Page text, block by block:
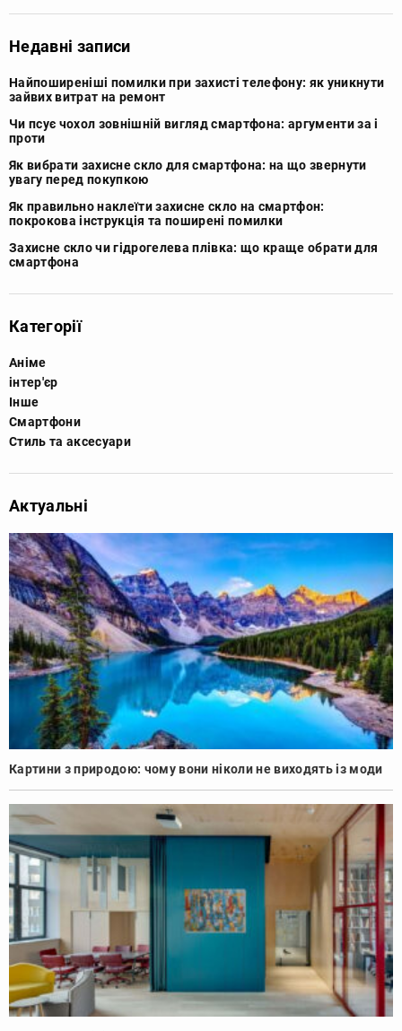
Недавні записи
Найпоширеніші помилки при захисті телефону: як уникнути
зайвих витрат на ремонт
Чи псує чохол зовнішній вигляд смартфона: аргументи за і
проти
Як вибрати захисне скло для смартфона: на що звернути
увагу перед покупкою
Як правильно наклеїти захисне скло на смартфон:
покрокова інструкція та поширені помилки
Захисне скло чи гідрогелева плівка: що краще обрати для
смартфона
Категорії
Аніме
інтер'єр
Інше
Смартфони
Стиль та аксесуари
Актуальні
Картини з природою: чому вони ніколи не виходять із моди